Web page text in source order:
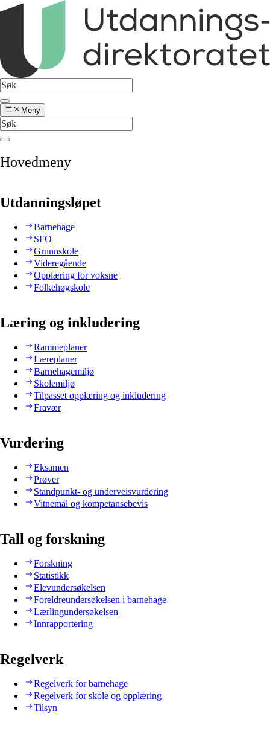
Meny
Hovedmeny
Utdanningsløpet
Barnehage
SFO
Grunnskole
Videregående
Opplæring for voksne
Folkehøgskole
Læring og inkludering
Rammeplaner
Læreplaner
Barnehagemiljø
Skolemiljø
Tilpasset opplæring og inkludering
Fravær
Vurdering
Eksamen
Prøver
Standpunkt- og underveisvurdering
Vitnemål og kompetansebevis
Tall og forskning
Forskning
Statistikk
Elevundersøkelsen
Foreldreundersøkelsen i barnehage
Lærlingundersøkelsen
Innrapportering
Regelverk
Regelverk for barnehage
Regelverk for skole og opplæring
Tilsyn